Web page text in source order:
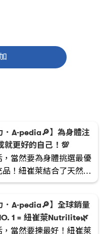
．A-pedia🔎】為身體注
級營養 成就更好的自己！💯
當然要為身體挑選最優
！紐崔萊結合了天然精
用心打造一系列優質產
．A-pedia🔎】全球銷量
1 = 紐崔萊Nutrilite🌿
當然要揀最好！紐崔萊